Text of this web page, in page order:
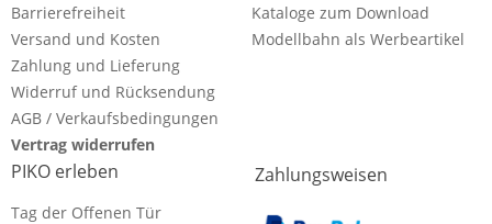
Barrierefreiheit
Versand und Kosten
Zahlung und Lieferung
Widerruf und Rücksendung
AGB / Verkaufsbedingungen
Vertrag widerrufen
Kataloge zum Download
Modellbahn als Werbeartikel
PIKO erleben
Tag der Offenen Tür
Zahlungsweisen